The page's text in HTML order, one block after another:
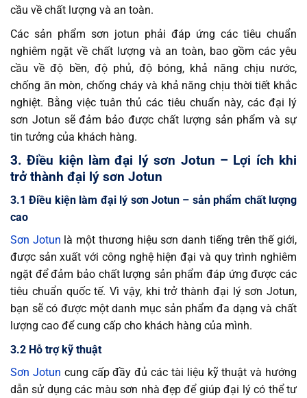
cầu về chất lượng và an toàn.
Các sản phẩm sơn jotun phải đáp ứng các tiêu chuẩn
nghiêm ngặt về chất lượng và an toàn, bao gồm các yêu
cầu về độ bền, độ phủ, độ bóng, khả năng chịu nước,
chống ăn mòn, chống cháy và khả năng chịu thời tiết khắc
nghiệt. Bằng việc tuân thủ các tiêu chuẩn này, các đại lý
sơn Jotun sẽ đảm bảo được chất lượng sản phẩm và sự
tin tưởng của khách hàng.
3. Điều kiện làm đại lý sơn Jotun – Lợi ích khi
trở thành đại lý sơn Jotun
3.1 Điều kiện làm đại lý sơn Jotun – sản phẩm chất lượng
cao
Sơn Jotun là một thương hiệu sơn danh tiếng trên thế giới,
được sản xuất với công nghệ hiện đại và quy trình nghiêm
ngặt để đảm bảo chất lượng sản phẩm đáp ứng được các
tiêu chuẩn quốc tế. Vì vậy, khi trở thành đại lý sơn Jotun,
bạn sẽ có được một danh mục sản phẩm đa dạng và chất
lượng cao để cung cấp cho khách hàng của mình.
3.2 Hỗ trợ kỹ thuật
Sơn Jotun cung cấp đầy đủ các tài liệu kỹ thuật và hướng
dẫn sử dụng các màu sơn nhà đẹp để giúp đại lý có thể tư